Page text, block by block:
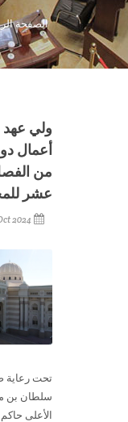
الصفحة
ولي عهد
أعمال
من
عشر
2024
تحت رعاية
سلطان بن
الأعلى